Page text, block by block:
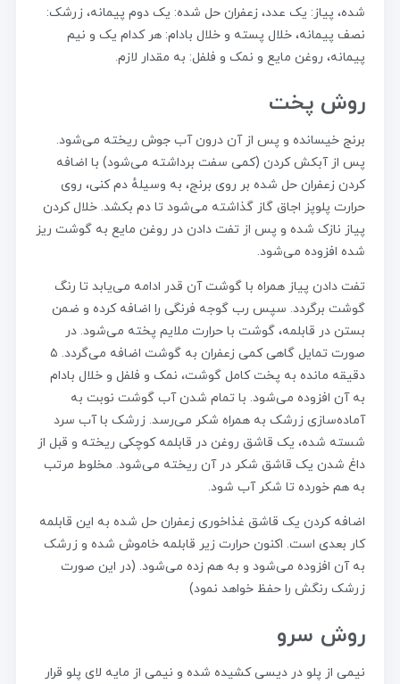
شده، پیاز: یک عدد، زعفران حل شده: یک دوم پیمانه، زرشک:
نصف پیمانه، خلال پسته و خلال بادام: هر کدام یک و نیم
پیمانه، روغن مایع و نمک و فلفل: به مقدار لازم.
روش پخت
برنج خیسانده و پس از آن درون آب جوش ریخته می‌شود.
پس از آبکش کردن (کمی سفت برداشته می‌شود) با اضافه
کردن زعفران حل شده بر روی برنج، به وسیلهٔ دم کنی، روی
حرارت پلوپز اجاق گاز گذاشته می‌شود تا دم بکشد. خلال کردن
پیاز نازک شده و پس از تفت دادن در روغن مایع به گوشت ریز
شده افزوده می‌شود.
تفت دادن پیاز همراه با گوشت آن قدر ادامه می‌یابد تا رنگ
گوشت برگردد. سپس رب گوجه فرنگی را اضافه کرده و ضمن
بستن در قابلمه، گوشت با حرارت ملایم پخته می‌شود. در
صورت تمایل گاهی کمی زعفران به گوشت اضافه می‌گردد. ۵
دقیقه مانده به پخت کامل گوشت، نمک و فلفل و خلال بادام
به آن افزوده می‌شود. با تمام شدن آب گوشت نوبت به
آماده‌سازی زرشک به همراه شکر می‌رسد. زرشک با آب سرد
شسته شده، یک قاشق روغن در قابلمه کوچکی ریخته و قبل از
داغ شدن یک قاشق شکر در آن ریخته می‌شود. مخلوط مرتب
به هم خورده تا شکر آب شود.
اضافه کردن یک قاشق غذاخوری زعفران حل شده به این قابلمه
کار بعدی است. اکنون حرارت زیر قابلمه خاموش شده و زرشک
به آن افزوده می‌شود و به هم زده می‌شود. (در این صورت
زرشک رنگش را حفظ خواهد نمود)
روش سرو
نیمی از پلو در دیسی کشیده شده و نیمی از مایه لای پلو قرار